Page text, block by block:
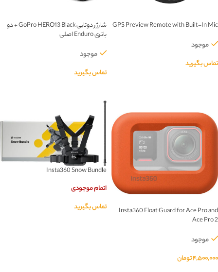
GPS Preview Remote with Built-In Mic
موجود
تماس بگیرید
شارژر دوتایی GoPro HERO13 Black + دو
باتری Enduro اصلی
موجود
تماس بگیرید
Insta360 Float Guard for Ace Pro and
Ace Pro 2
موجود
۴,۵۰۰,۰۰۰تومان
Insta360 Snow Bundle
اتمام موجودی
تماس بگیرید